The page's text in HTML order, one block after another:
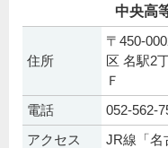
中央高
住所
〒450-
区 名駅2
Ｆ
電話
052-562-
アクセス
JR線「名